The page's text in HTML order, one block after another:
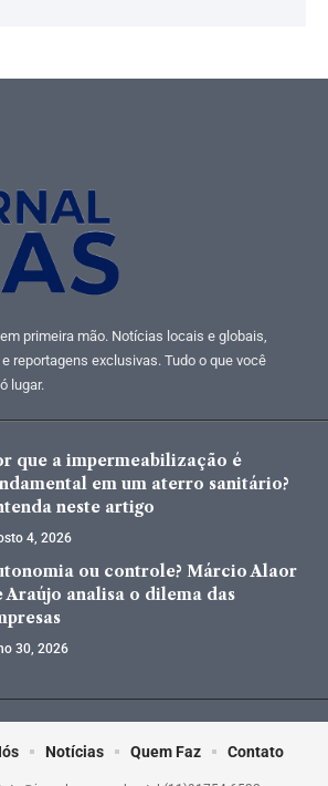
primeira mão. Notícias locais e globais,
reportagens exclusivas. Tudo o que você
lugar.
que a impermeabilização é
em um aterro sanitário?
neste artigo
4, 2026
ou controle? Márcio Alaor
Araújo analisa o dilema das
30, 2026
Notícias Quem Faz Contato